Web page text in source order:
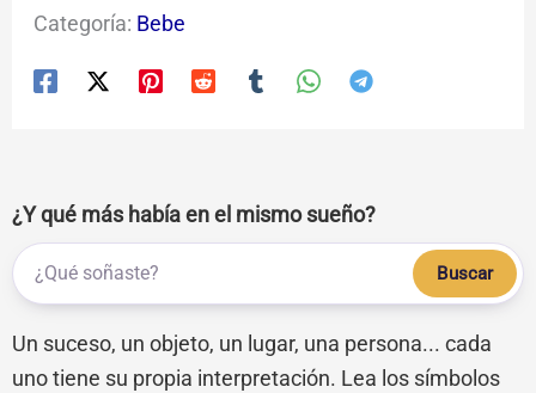
Categoría: Bebe
¿Y qué más había en el mismo sueño?
Buscar
Un suceso, un objeto, un lugar, una persona... cada
uno tiene su propia interpretación. Lea los símbolos